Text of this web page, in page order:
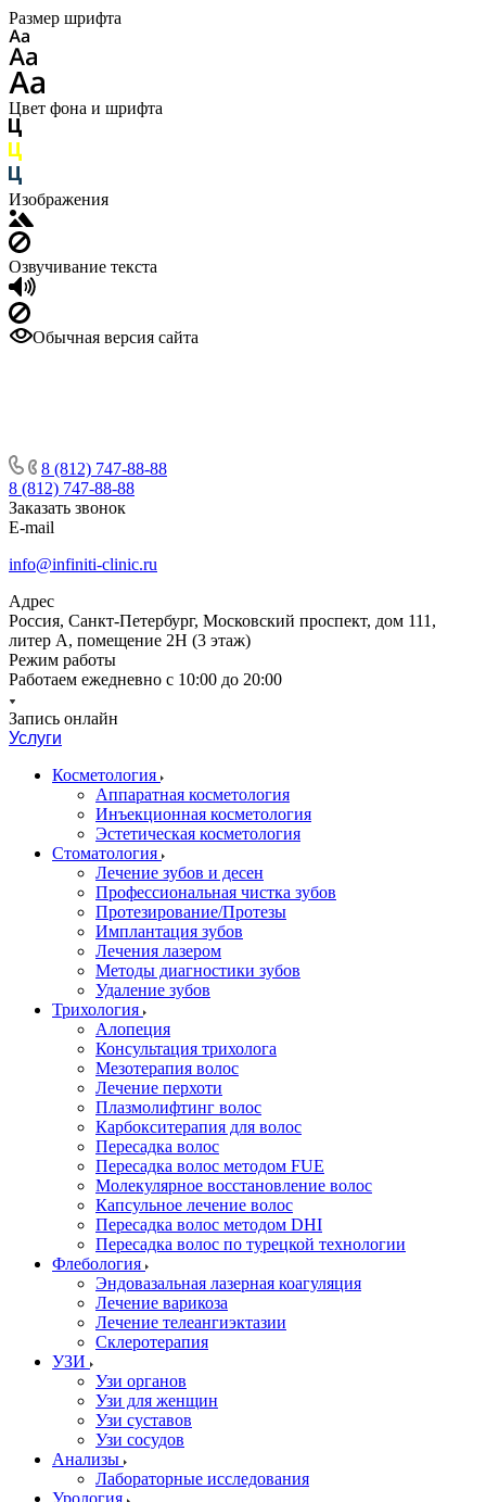
Размер шрифта
Цвет фона и шрифта
Изображения
Озвучивание текста
Обычная версия сайта
8 (812) 747-88-88
8 (812) 747-88-88
Заказать звонок
E-mail
info@infiniti-clinic.ru
Адрес
Россия, Санкт-Петербург, Московский проспект, дом 111,
литер А, помещение 2Н (3 этаж)
Режим работы
Работаем ежедневно с 10:00 до 20:00
Запись онлайн
Услуги
Косметология
Аппаратная косметология
Инъекционная косметология
Эстетическая косметология
Стоматология
Лечение зубов и десен
Профессиональная чистка зубов
Протезирование/Протезы
Имплантация зубов
Лечения лазером
Методы диагностики зубов
Удаление зубов
Трихология
Алопеция
Консультация трихолога
Мезотерапия волос
Лечение перхоти
Плазмолифтинг волос
Карбокситерапия для волос
Пересадка волос
Пересадка волос методом FUE
Молекулярное восстановление волос
Капсульное лечение волос
Пересадка волос методом DHI
Пересадка волос по турецкой технологии
Флебология
Эндовазальная лазерная коагуляция
Лечение варикоза
Лечение телеангиэктазии
Склеротерапия
УЗИ
Узи органов
Узи для женщин
Узи cуставов
Узи сосудов
Анализы
Лабораторные исследования
Урология